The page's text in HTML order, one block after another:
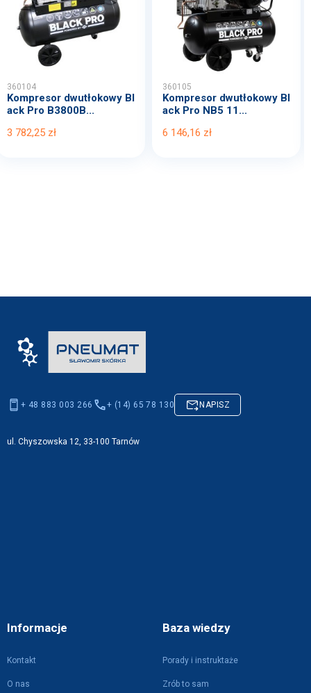
360104
Kompresor dwutłokowy Bl
ack Pro B3800B...
3 782,25 zł
360105
Kompresor dwutłokowy Bl
ack Pro NB5 11...
6 146,16 zł
Informacje
Kontakt
O nas
Baza wiedzy
Porady i instruktaże
Zrób to sam
+ 48 883 003 266 + (14) 65 78 130 NAPISZ
ul. Chyszowska 12, 33-100 Tarnów